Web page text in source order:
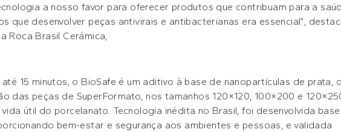
a nosso favor para oferecer produtos que contribuam para a
que desenvolver peças antivirais e antibacterianas era essencial”,
Roca Brasil Cerámica,
15 minutos, o BioSafe é um aditivo à base de nanopartículas de prata,
das peças de SuperFormato, nos tamanhos 120×120, 100×200 e
útil do porcelanato. Tecnologia inédita no Brasil, foi desenvolvida
bem-estar e segurança aos ambientes e pessoas, e validada